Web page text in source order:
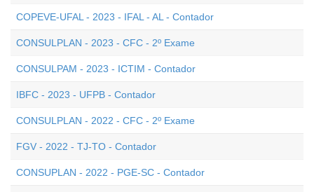
COPEVE-UFAL - 2023 - IFAL - AL - Contador
CONSULPLAN - 2023 - CFC - 2º Exame
CONSULPAM - 2023 - ICTIM - Contador
IBFC - 2023 - UFPB - Contador
CONSULPLAN - 2022 - CFC - 2º Exame
FGV - 2022 - TJ-TO - Contador
CONSUPLAN - 2022 - PGE-SC - Contador